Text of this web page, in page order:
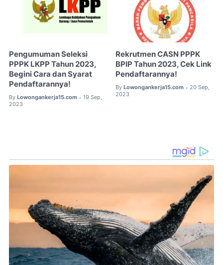
Pengumuman Seleksi
PPPK LKPP Tahun 2023,
Begini Cara dan Syarat
Pendaftarannya!
By Lowongankerja15.com • 19 Sep,
2023
Rekrutmen CASN PPPK
BPIP Tahun 2023, Cek Link
Pendaftarannya!
By Lowongankerja15.com • 20 Sep,
2023